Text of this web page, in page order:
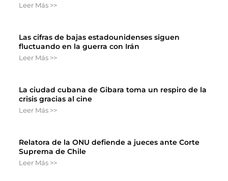
Leer Más >>
Las cifras de bajas estadounidenses siguen
fluctuando en la guerra con Irán
Leer Más >>
La ciudad cubana de Gibara toma un respiro de la
crisis gracias al cine
Leer Más >>
Relatora de la ONU defiende a jueces ante Corte
Suprema de Chile
Leer Más >>